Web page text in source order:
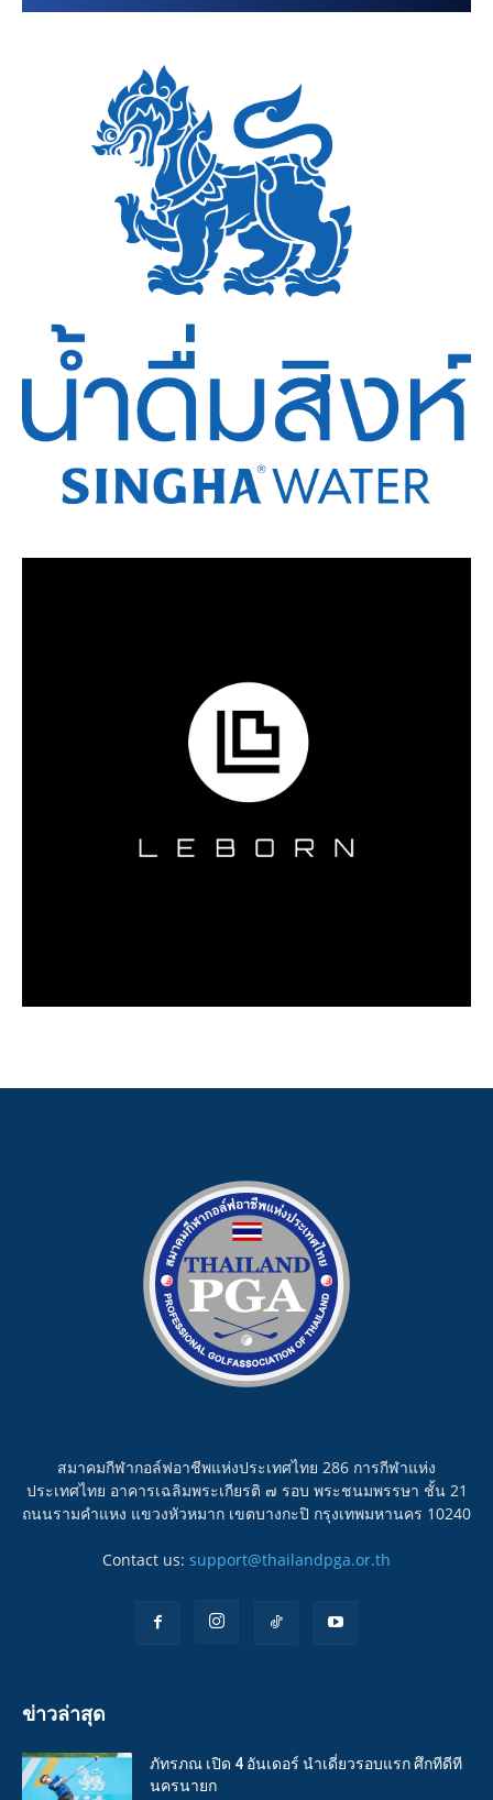
สมาคมกีฬากอล์ฟอาชีพแห่งประเทศไทย 286 การกีฬาแห่ง
ประเทศไทย อาคารเฉลิมพระเกียรติ ๗ รอบ พระชนมพรรษา ชั้น 21
ถนนรามคำแหง แขวงหัวหมาก เขตบางกะปิ กรุงเทพมหานคร 10240
Contact us: support@thailandpga.or.th
ข่าวล่าสุด
ภัทรภณ เปิด 4 อันเดอร์ นำเดี่ยวรอบแรก ศึกทีดีที
นครนายก